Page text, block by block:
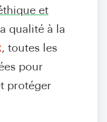
et
qualité à la
, toutes les
pour
protéger